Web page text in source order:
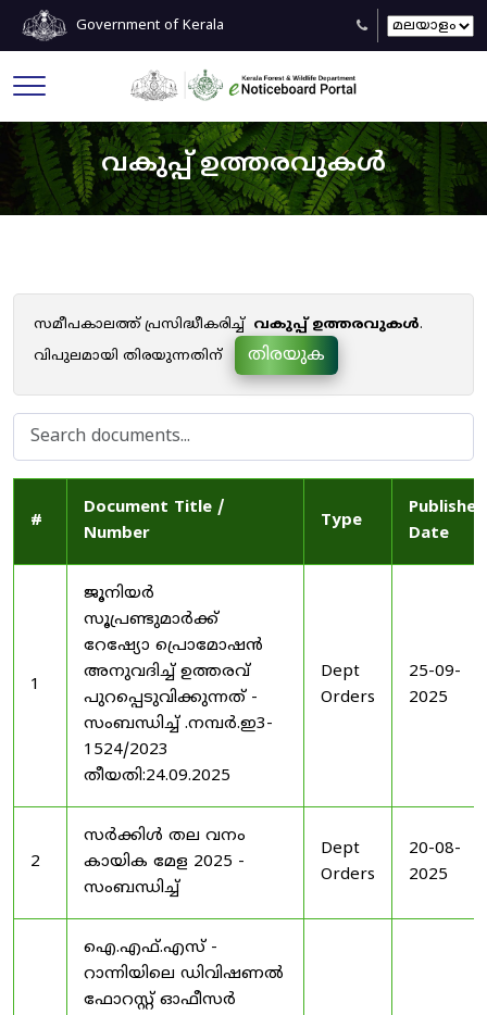
Government of Kerala
വകുപ്പ് ഉത്തരവുകൾ
സമീപകാലത്ത് പ്രസിദ്ധീകരിച്ച് വകുപ്പ് ഉത്തരവുകൾ.
വിപുലമായി തിരയുന്നതിന്
തിരയുക
#
Document Title /
Number
Type
Published
Date
1
ജൂനിയർ
സൂപ്രണ്ടുമാർക്ക്
റേഷ്യോ പ്രൊമോഷൻ
അനുവദിച്ച് ഉത്തരവ്
പുറപ്പെടുവിക്കുന്നത് -
സംബന്ധിച്ച് .നമ്പർ.ഇ3-
1524/2023
തീയതി:24.09.2025
Dept
Orders
25-09-
2025
2
സർക്കിൾ തല വനം
കായിക മേള 2025 -
സംബന്ധിച്ച്
Dept
Orders
20-08-
2025
ഐ.എഫ്.എസ് -
റാന്നിയിലെ ഡിവിഷണൽ
ഫോറസ്റ്റ് ഓഫീസർ